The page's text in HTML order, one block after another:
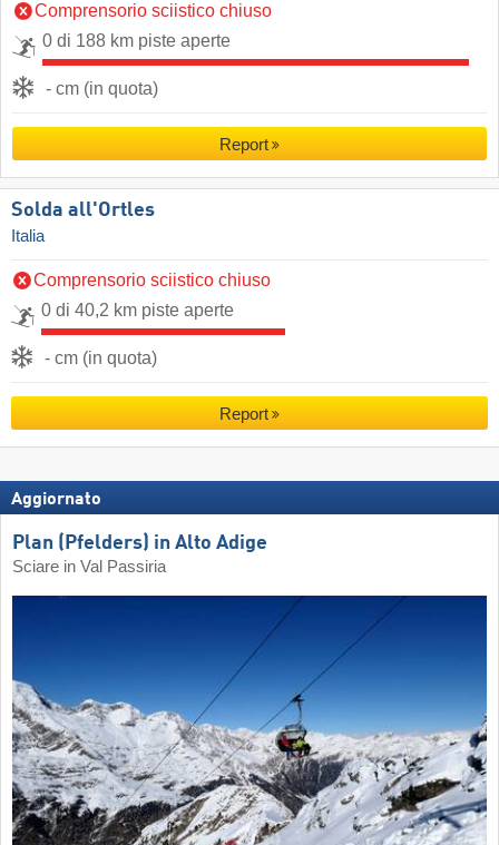
Comprensorio sciistico chiuso
0 di 188 km piste aperte
- cm (in quota)
Report
Solda all'Ortles
Italia
Comprensorio sciistico chiuso
0 di 40,2 km piste aperte
- cm (in quota)
Report
Aggiornato
Plan (Pfelders) in Alto Adige
Sciare in Val Passiria